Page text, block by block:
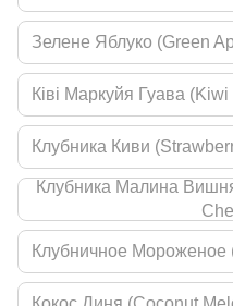
Зелене Яблуко (Green
Ківі Маркуйя Гуава
Клубника Киви
Клубника Малина
Клубничное Мороженое